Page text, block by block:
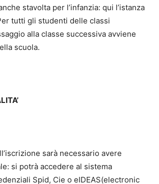
stavolta per l’infanzia: qui l’istanza
tutti gli studenti delle classi
alla classe successiva avviene
scuola.
sarà necessario avere
si potrà accedere al sistema
Spid, Cie o eIDEAS(electronic